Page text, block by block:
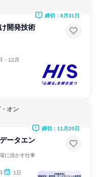
開発技術
・12月
締切：8月31日
オン
ータエン
に活かす仕事
1日
締切：11月20日